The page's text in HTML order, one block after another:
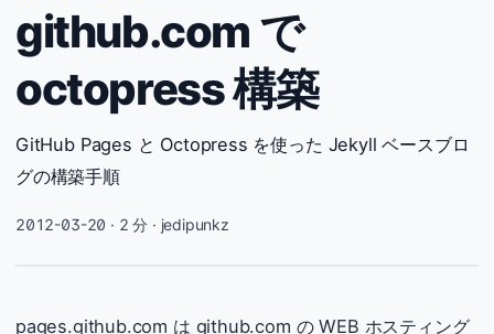
github.com で
octopress 構築
GitHub Pages と Octopress を使った Jekyll ベースブロ
グの構築手順
2012-03-20 · 2 分 · jedipunkz
pages.github.com は github.com の WEB ホスティング